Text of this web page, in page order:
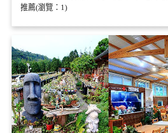
推薦(瀏覽：1)